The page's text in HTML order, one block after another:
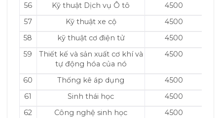
56
Kỹ thuật Dịch vụ Ô tô
4500
57
Kỹ thuật xe cộ
4500
58
kỹ thuật cơ điện tử
4500
59
Thiết kế và sản xuất cơ khí và
tự động hóa của nó
4500
60 Thống kê áp dụng
4500
61
Sinh thái học
4500
62
Công nghệ sinh học
4500